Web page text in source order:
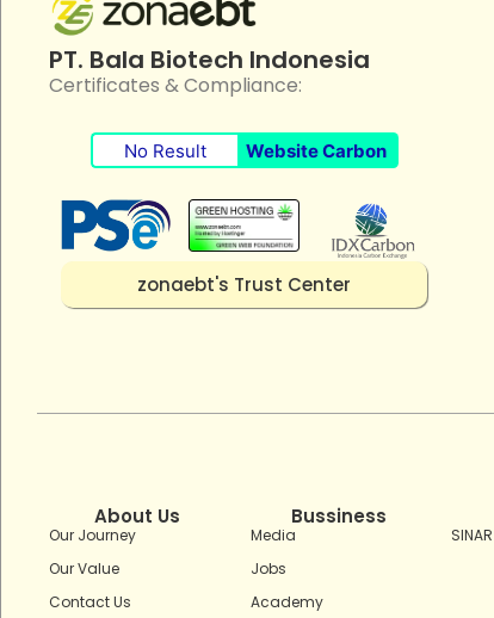
PT. Bala Biotech Indonesia
Certificates & Compliance:
No Result Website Carbon
zonaebt's Trust Center
About Us
Our Journey
Our Value
Contact Us
Bussiness
Media
Jobs
Academy
SINAR